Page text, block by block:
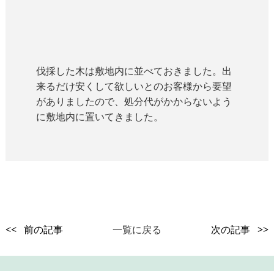
伐採した木は敷地内に並べておきました。出
来るだけ安くして欲しいとのお客様から要望
がありましたので、処分代がかからないよう
に敷地内に置いてきました。
<< 前の記事 一覧に戻る 次の記事 >>